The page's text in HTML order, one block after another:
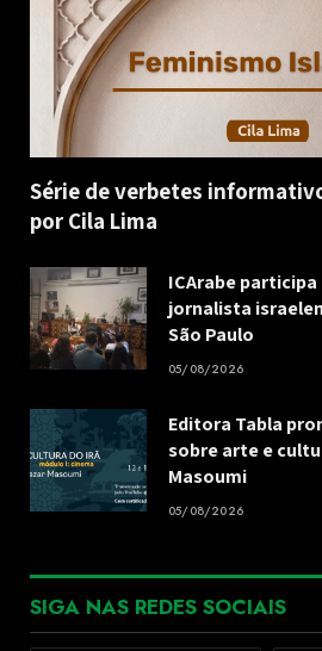
Série de verbetes
por Cila Lima
ICArabe
jornalista
São Paulo
05/08/2026
Editora Tabla
sobre arte e
Masoumi
05/08/2026
SIGA NAS REDES SOCIAIS